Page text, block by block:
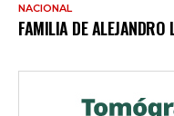
NACIONAL
FAMILIA DE ALEJANDRO